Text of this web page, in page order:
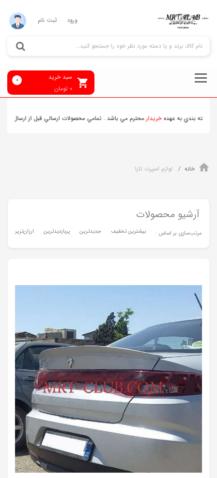
ورود ثبت نام
سبد خرید
0 تومان
0
محترم مي باشد . تمامي محصولات ارسالي قبل از ارسالچکو محصولات برقيتست
خانه لوازم اسپرت تارا
آرشیو محصولات
مرتب‌سازی بر اساس : بیشترین تخفیف جدیدترین پربازدیدترین ارزان‌ترین